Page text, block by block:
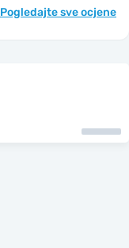
Pogledajte sve ocjene